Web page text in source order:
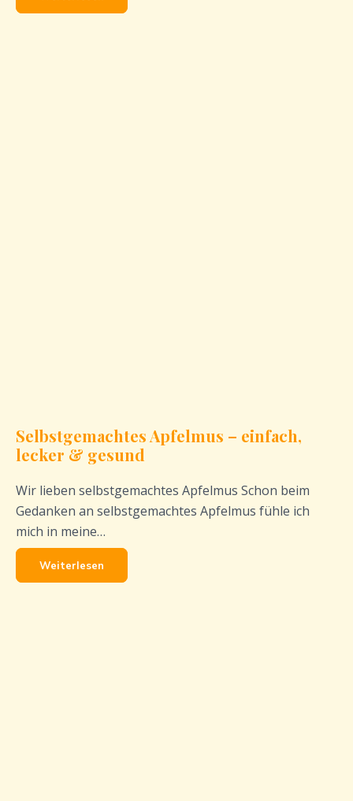
Selbstgemachtes Apfelmus – einfach,
lecker & gesund
Wir lieben selbstgemachtes Apfelmus Schon beim
Gedanken an selbstgemachtes Apfelmus fühle ich
mich in meine…
Weiterlesen